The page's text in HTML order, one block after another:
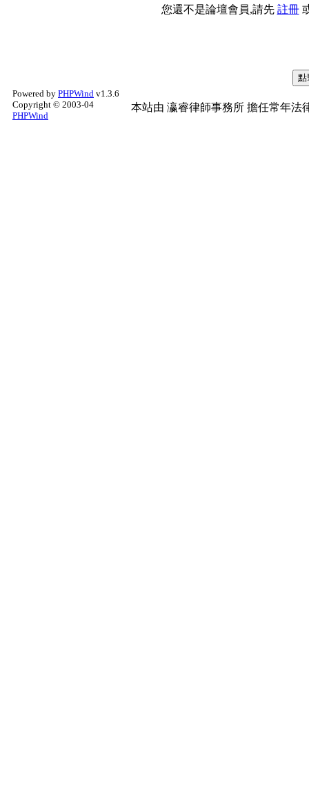
您還不是論壇會員,請先 註冊
Powered by PHPWind v1.3.6
Copyright © 2003-04
PHPWind
本站由 瀛睿律師事務所 擔任常年法